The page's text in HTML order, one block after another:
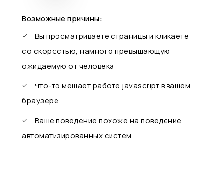
Возможные причины:
Вы просматриваете страницы и кликаете
со скоростью, намного превышающую
ожидаемую от человека
Что-то мешает работе javascript в вашем
браузере
Ваше поведение похоже на поведение
автоматизированных систем